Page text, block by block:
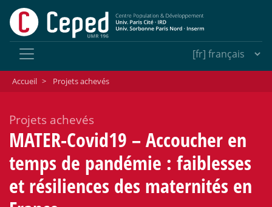
Accueil > Projets achevés
Projets achevés
MATER-Covid19 – Accoucher en
temps de pandémie : faiblesses
et résiliences des maternités en